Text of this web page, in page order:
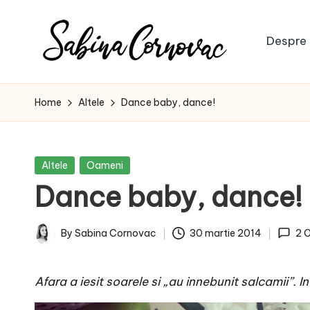
S
a
i
n
a
o
creator
de
de
16
ani
Home Altele Dance baby, dance!
Posted
Altele Oameni
Dance baby, dance!
Posted
By Sabina Cornovac 30 martie 2014 2
Afara a iesit soarele si „au innebunit salcamii”.